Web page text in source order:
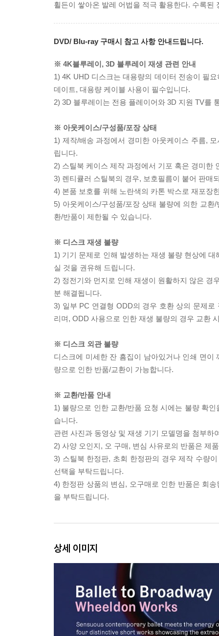
휠든이 쌓아온 발레 어법을 적극 활용한다. 수록
DVD/ Blu-ray 구매시 참고 사항 안내드립니다.
※ 4K블루레이, 3D 블루레이 재생 관련 안내
1) 4K UHD 디스크는 대용량의 데이터 전송이 필
데이트, 대용량 케이블 사용이 필수입니다.
2) 3D 블루레이는 전용 플레이어와 3D 지원 TV를
※ 아웃케이스/구성품/포장 상태
1) 제작/배송 과정에서 경미한 아웃케이스 주름,
립니다.
2) 스틸북 케이스 제작 과정에서 기포 혹은 경미한
3) 렌티큘러 스틸북의 경우, 보호필름이 붙어 판매
4) 본품 보호를 위해 노란색의 카톤 박스로 재포장
5) 아웃케이스/구성품/포장 상태 불량에 의한 교
환/반품이 제한될 수 있습니다.
※ 디스크 재생 불량
1) 기기 문제로 인해 발생하는 재생 불량 현상에
실 것을 권유해 드립니다.
2) 정전기와 먼지로 인해 재생이 원활하지 않은 경
분 해결됩니다.
3) 일부 PC 연결형 ODD의 경우 호환 상의 문제
리며, ODD 사용으로 인한 재생 불량의 경우 교환
※ 디스크 외관 불량
디스크에 미세한 잔 흠집이 남아있거나 인쇄 면
량으로 인한 반품/교환이 가능합니다.
※ 교환/반품 안내
1) 불량으로 인한 교환/반품 요청 시에는 불량 확
습니다.
관련 사진과 동영상 및 재생 기기 모델명을 첨부하
2) 사양 오인지, 오 구매, 변심 사유로의 반품은 제
3) 스틸북 한정판, 초회 한정판의 경우 제작 수량
선택을 부탁드립니다.
4) 한정판 상품의 변심, 오구매로 인한 반품은 회
을 부탁드립니다.
상세 이미지